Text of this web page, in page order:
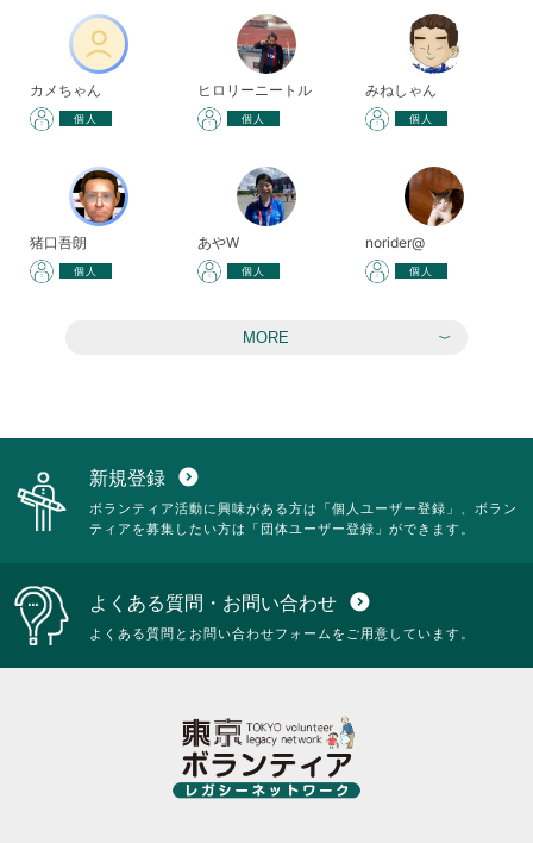
カメちゃん
個人
ヒロリーニートル
個人
みねしゃん
個人
猪口吾朗
個人
あやW
個人
norider@
個人
MORE
新規登録 expand_circle_down
ボランティア活動に興味がある方は「個人ユーザー登録」、ボラン
ティアを募集したい方は「団体ユーザー登録」ができます。
よくある質問・お問い合わせ expand_circle_down
よくある質問とお問い合わせフォームをご用意しています。